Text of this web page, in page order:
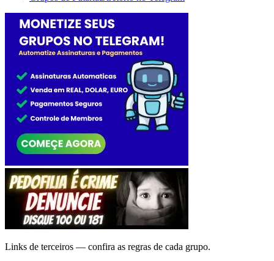
Links de terceiros — confira as regras de cada grupo.